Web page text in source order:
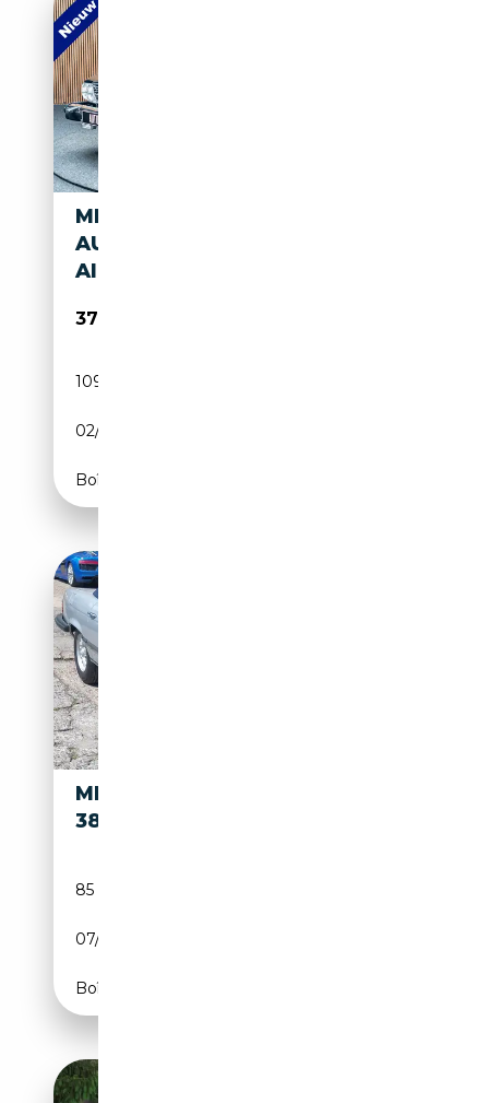
MERCEDES-BENZ SL 380 SL
AUT. HARDTOP BEIGE LEER
AIRCO CRUISE ELEKTR. BE
37 500€
109 720 km
02/1983
Boîte automatique
MERCEDES-BENZ SL
380
85 000 km
07/1981
Boîte automatique